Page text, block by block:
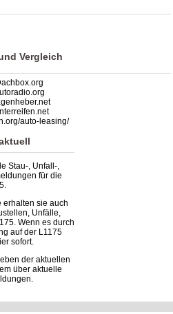
| Staumelder L1175 ,3.0out of5
Vergleich
auto-leasing/
Stau-, Unfall-,
für die
erhalten sie auch
Unfälle,
Wenn es durch
auf der L1175
sofort.
der aktuellen
über aktuelle